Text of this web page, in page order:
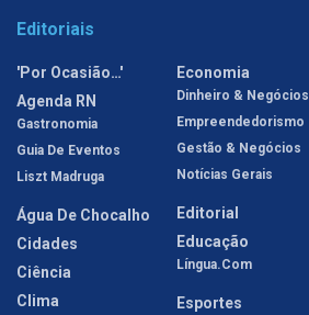
Editoriais
'Por Ocasião…'
Agenda RN
Gastronomia
Guia De Eventos
Liszt Madruga
Água De Chocalho
Cidades
Ciência
Clima
Economia
Dinheiro & Negócios
Empreendedorismo
Gestão & Negócios
Notícias Gerais
Editorial
Educação
Língua.com
Esportes